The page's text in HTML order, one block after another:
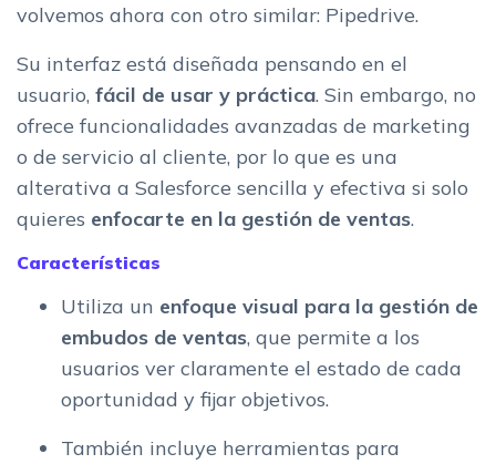
volvemos ahora con otro similar: Pipedrive.
Su interfaz está diseñada pensando en el
usuario, fácil de usar y práctica. Sin embargo, no
ofrece funcionalidades avanzadas de marketing
o de servicio al cliente, por lo que es una
alterativa a Salesforce sencilla y efectiva si solo
quieres enfocarte en la gestión de ventas.
Características
Utiliza un enfoque visual para la gestión de
embudos de ventas, que permite a los
usuarios ver claramente el estado de cada
oportunidad y fijar objetivos.
También incluye herramientas para